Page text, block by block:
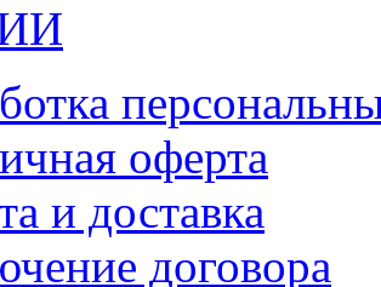
оферта
и доставка
договора